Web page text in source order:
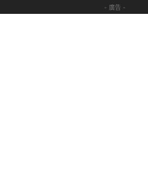
- 廣告 -